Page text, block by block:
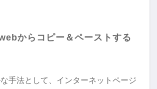
からコピー＆ペーストする
手法として、インターネットページ